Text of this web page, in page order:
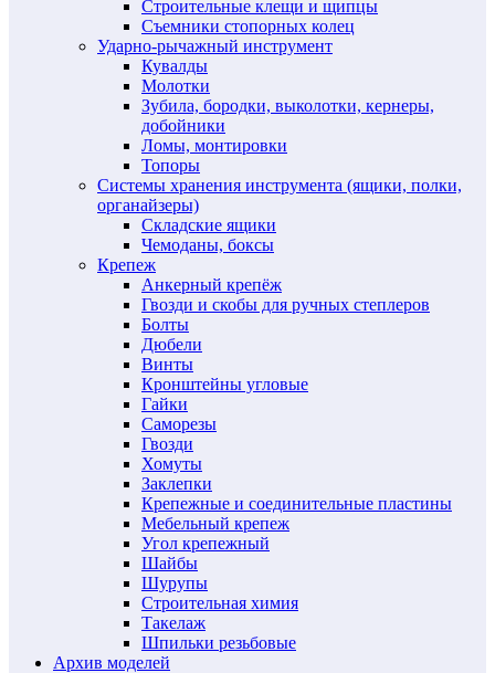
Строительные клещи и щипцы
Съемники стопорных колец
Ударно-рычажный инструмент
Кувалды
Молотки
Зубила, бородки, выколотки, кернеры,
добойники
Ломы, монтировки
Топоры
Системы хранения инструмента (ящики, полки,
органайзеры)
Складские ящики
Чемоданы, боксы
Крепеж
Анкерный крепёж
Гвозди и скобы для ручных степлеров
Болты
Дюбели
Винты
Кронштейны угловые
Гайки
Саморезы
Гвозди
Хомуты
Заклепки
Крепежные и соединительные пластины
Мебельный крепеж
Угол крепежный
Шайбы
Шурупы
Строительная химия
Такелаж
Шпильки резьбовые
Архив моделей